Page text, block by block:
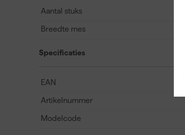
Aantal stuks
Breedte mes
Specificaties
EAN
Artikelnummer
Modelcode